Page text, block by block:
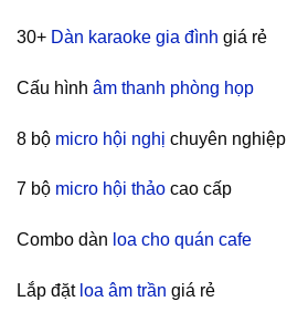
30+ Dàn karaoke gia đình giá rẻ
Cấu hình âm thanh phòng họp
8 bộ micro hội nghị chuyên nghiệp
7 bộ micro hội thảo cao cấp
Combo dàn loa cho quán cafe
Lắp đặt loa âm trần giá rẻ